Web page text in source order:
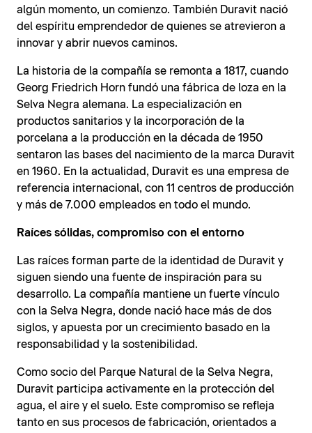
algún momento, un comienzo. También Duravit nació
del espíritu emprendedor de quienes se atrevieron a
innovar y abrir nuevos caminos.
La historia de la compañía se remonta a 1817, cuando
Georg Friedrich Horn fundó una fábrica de loza en la
Selva Negra alemana. La especialización en
productos sanitarios y la incorporación de la
porcelana a la producción en la década de 1950
sentaron las bases del nacimiento de la marca Duravit
en 1960. En la actualidad, Duravit es una empresa de
referencia internacional, con 11 centros de producción
y más de 7.000 empleados en todo el mundo.
Raíces sólidas, compromiso con el entorno
Las raíces forman parte de la identidad de Duravit y
siguen siendo una fuente de inspiración para su
desarrollo. La compañía mantiene un fuerte vínculo
con la Selva Negra, donde nació hace más de dos
siglos, y apuesta por un crecimiento basado en la
responsabilidad y la sostenibilidad.
Como socio del Parque Natural de la Selva Negra,
Duravit participa activamente en la protección del
agua, el aire y el suelo. Este compromiso se refleja
tanto en sus procesos de fabricación, orientados a